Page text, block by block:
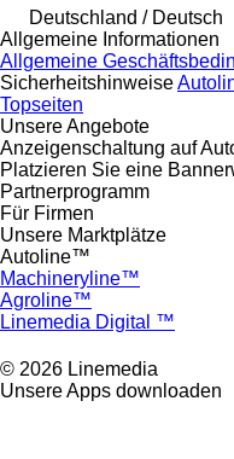
Deutschland / Deutsch
Allgemeine Informationen
Allgemeine
Sicherheitshinweise
Topseiten
Unsere Angebote
Anzeigenschaltung auf
Platzieren Sie eine
Partnerprogramm
Für Firmen
Unsere Marktplätze
Autoline™
Machineryline™
Agroline™
Linemedia Digital ™
© 2026 Linemedia
Unsere Apps downloaden